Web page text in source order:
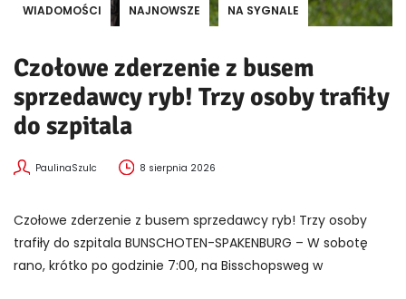
WIADOMOŚCI NAJNOWSZE NA SYGNALE
Czołowe zderzenie z busem
sprzedawcy ryb! Trzy osoby trafiły
do szpitala
PaulinaSzulc 8 sierpnia 2026
Czołowe zderzenie z busem sprzedawcy ryb! Trzy osoby
trafiły do szpitala BUNSCHOTEN-SPAKENBURG – W sobotę
rano, krótko po godzinie 7:00, na Bisschopsweg w